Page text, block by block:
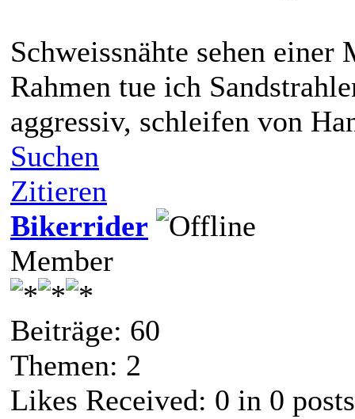
Schweissnähte sehen einer
Rahmen tue ich
aggressiv, schleifen von
Suchen
Zitieren
Bikerrider
Member
Beiträge: 60
Themen: 2
Likes Received: 0 in 0 posts